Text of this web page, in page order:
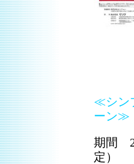
≪シン
ーン
期間
定）